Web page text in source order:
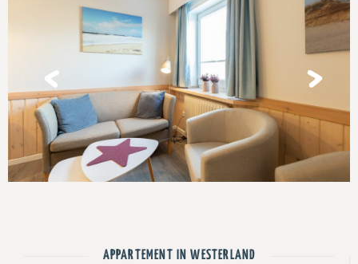
Previous Next
APPARTEMENT IN WESTERLAND